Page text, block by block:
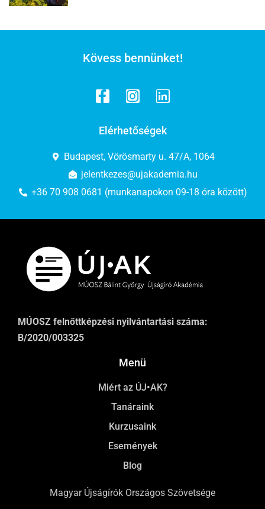
Kövess bennünket!
Elérhetőségek
Budapest, Vörösmarty u. 47/A, 1064
jelentkezes@ujakademia.hu
+36 70 908 0681 (munkanapokon 09-18 óra között)
MÚOSZ felnőttképzési nyilvántartási száma:
B/2020/003325
Menü
Miért az ÚJ•AK?
Tanáraink
Kurzusaink
Események
Blog
Magyar Újságírók Országos Szövetsége